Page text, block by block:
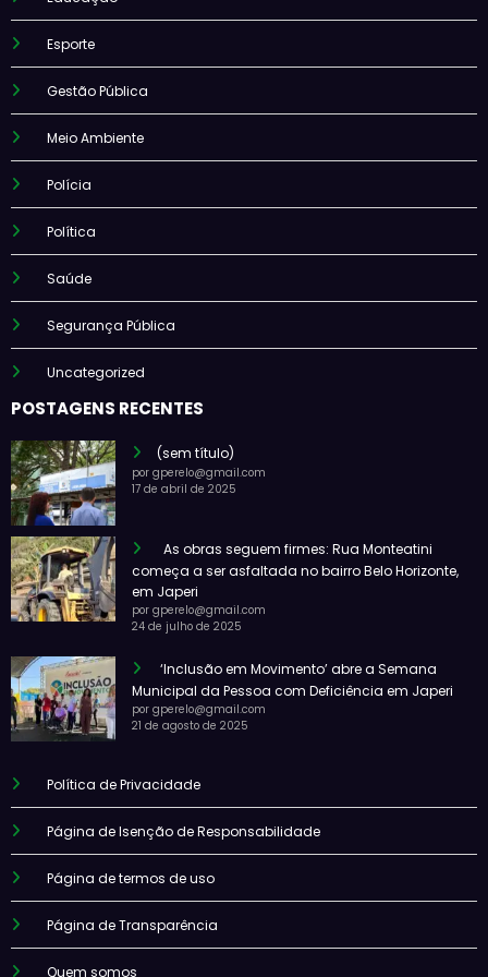
Esporte
Gestão Pública
Meio Ambiente
Polícia
Política
Saúde
Segurança Pública
Uncategorized
POSTAGENS RECENTES
(sem título)
por gperelo@gmail.com
17 de abril de 2025
As obras seguem firmes: Rua Monteatini
começa a ser asfaltada no bairro Belo Horizonte,
em Japeri
por gperelo@gmail.com
24 de julho de 2025
‘Inclusão em Movimento’ abre a Semana
Municipal da Pessoa com Deficiência em Japeri
por gperelo@gmail.com
21 de agosto de 2025
Política de Privacidade
Página de Isenção de Responsabilidade
Página de termos de uso
Página de Transparência
Quem somos